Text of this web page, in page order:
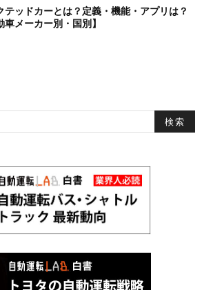
テッドカーとは？定義・機能・アプリは？
車メーカー別・国別】